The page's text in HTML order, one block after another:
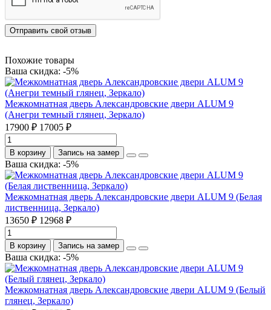
Отправить свой отзыв
Похожие товары
Ваша скидка: -5%
Межкомнатная дверь Александровские двери ALUM 9
(Анегри темный глянец, Зеркало)
17900 ₽ 17005 ₽
В корзину Запись на замер
Ваша скидка: -5%
Межкомнатная дверь Александровские двери ALUM 9 (Белая
лиственница, Зеркало)
13650 ₽ 12968 ₽
В корзину Запись на замер
Ваша скидка: -5%
Межкомнатная дверь Александровские двери ALUM 9 (Белый
глянец, Зеркало)